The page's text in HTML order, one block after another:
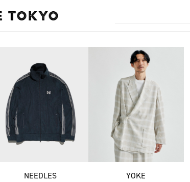
NEEDLES YOKE